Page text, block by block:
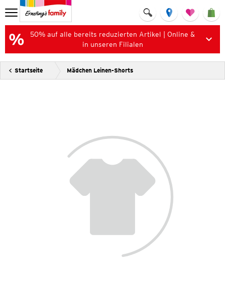
50% auf alle bereits reduzierten Artikel | Online &
in unseren Filialen
Startseite Mädchen Leinen-Shorts